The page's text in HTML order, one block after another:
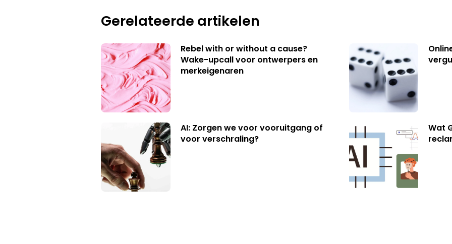
Gerelateerde artikelen
Rebel with or without a cause?
Wake-upcall voor ontwerpers en
merkeigenaren
AI: Zorgen we voor vooruitgang of
voor verschraling?
Wat